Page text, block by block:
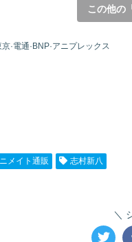
この他の
·電通·BNP·アニプレックス
メイト通販 志村新八